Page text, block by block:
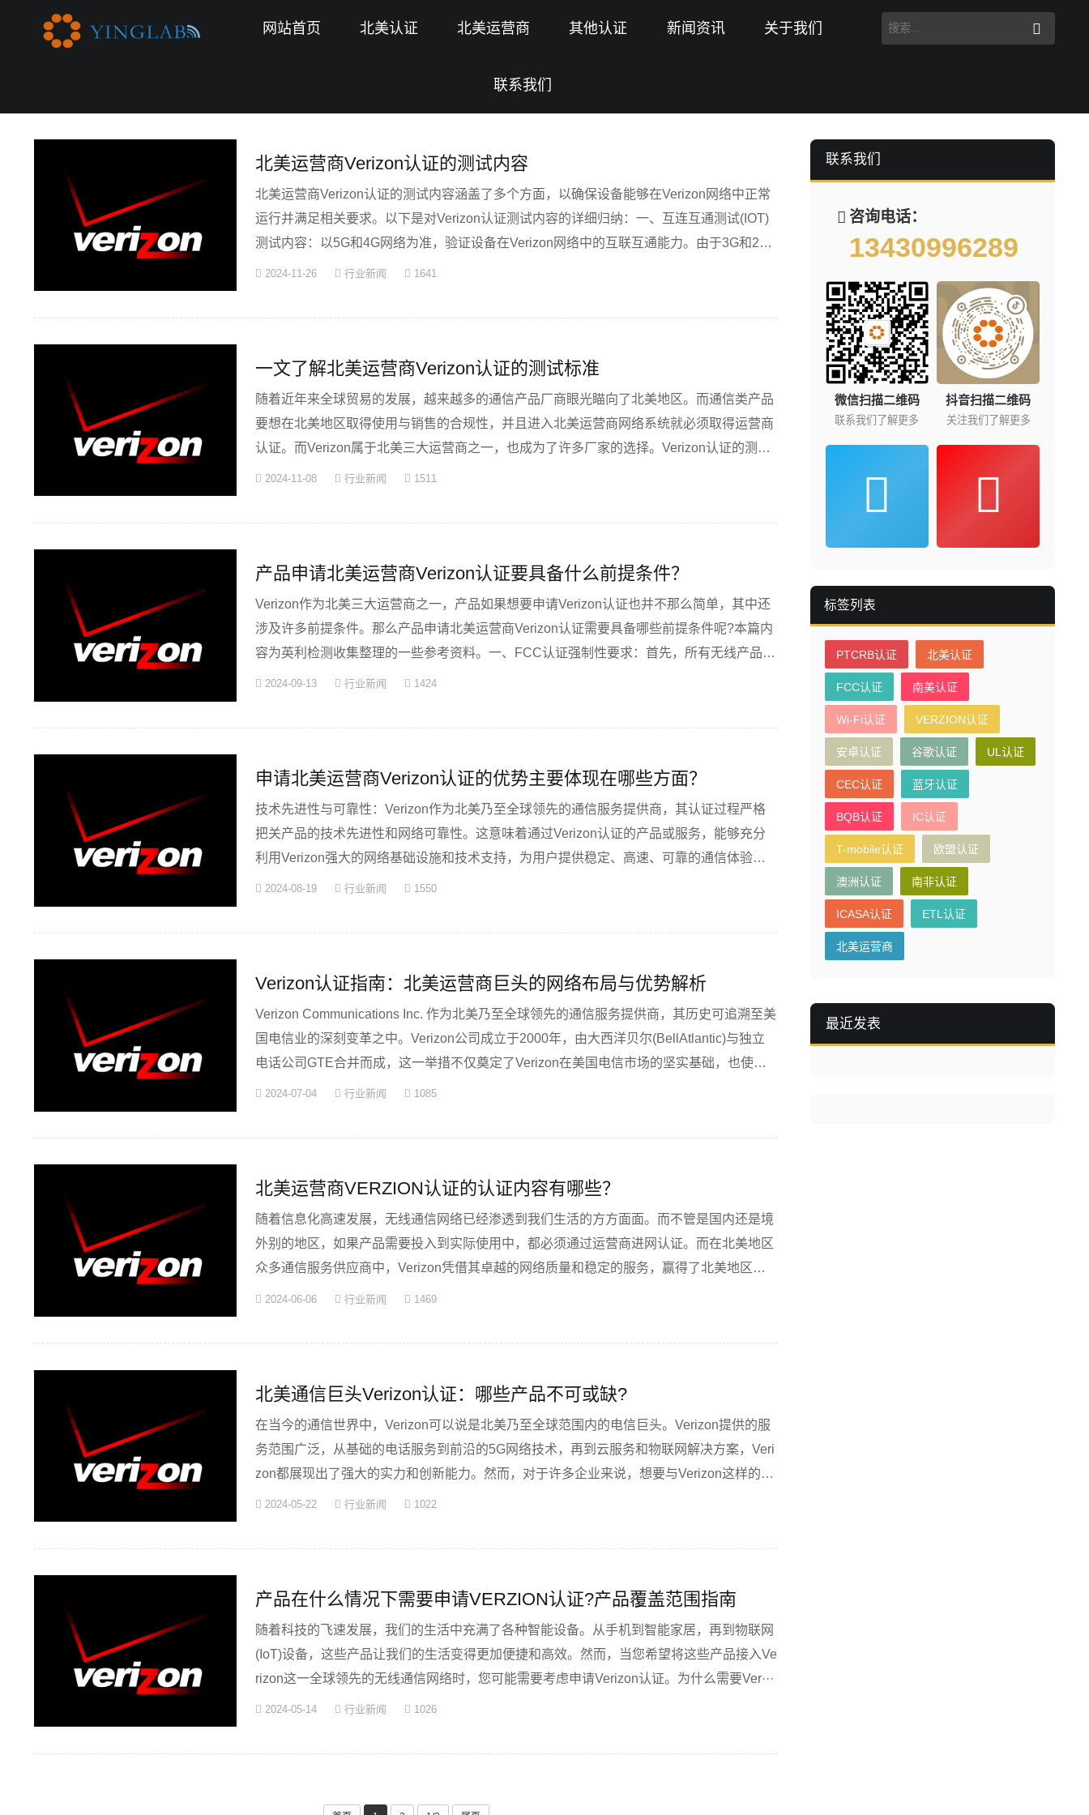
网站首页 北美认证 北美运营商 其他认证 新闻资讯 关于我们
联系我们
北美运营商Verizon认证的测试内容
北美运营商Verizon认证的测试内容涵盖了多个方面，以确保设备能够在Verizon网络中正常
运行并满足相关要求。以下是对Verizon认证测试内容的详细归纳：一、互连互通测试(IOT)
测试内容：以5G和4G网络为准，验证设备在Verizon网络中的互联互通能力。由于3G和2G
已退···
2024-11-26 行业新闻 1641
一文了解北美运营商Verizon认证的测试标准
随着近年来全球贸易的发展，越来越多的通信产品厂商眼光瞄向了北美地区。而通信类产品
要想在北美地区取得使用与销售的合规性，并且进入北美运营商网络系统就必须取得运营商
认证。而Verizon属于北美三大运营商之一，也成为了许多厂家的选择。Verizon认证的测试·
·· 2024-11-08 行业新闻 1511
产品申请北美运营商Verizon认证要具备什么前提条件？
Verizon作为北美三大运营商之一，产品如果想要申请Verizon认证也并不那么简单，其中还
涉及许多前提条件。那么产品申请北美运营商Verizon认证需要具备哪些前提条件呢?本篇内
容为英利检测收集整理的一些参考资料。一、FCC认证强制性要求：首先，所有无线产品在
进···
2024-09-13 行业新闻 1424
申请北美运营商Verizon认证的优势主要体现在哪些方面？
技术先进性与可靠性：Verizon作为北美乃至全球领先的通信服务提供商，其认证过程严格
把关产品的技术先进性和网络可靠性。这意味着通过Verizon认证的产品或服务，能够充分
利用Verizon强大的网络基础设施和技术支持，为用户提供稳定、高速、可靠的通信体验。
无论···
2024-08-19 行业新闻 1550
Verizon认证指南：北美运营商巨头的网络布局与优势解析
Verizon Communications Inc. 作为北美乃至全球领先的通信服务提供商，其历史可追溯至美
国电信业的深刻变革之中。Verizon公司成立于2000年，由大西洋贝尔(BellAtlantic)与独立
电话公司GTE合并而成，这一举措不仅奠定了Verizon在美国电信市场的坚实基础，也使其··
· 2024-07-04 行业新闻 1085
北美运营商VERZION认证的认证内容有哪些？
随着信息化高速发展，无线通信网络已经渗透到我们生活的方方面面。而不管是国内还是境
外别的地区，如果产品需要投入到实际使用中，都必须通过运营商进网认证。而在北美地区
众多通信服务供应商中，Verizon凭借其卓越的网络质量和稳定的服务，赢得了北美地区乃
至···
2024-06-06 行业新闻 1469
北美通信巨头Verizon认证：哪些产品不可或缺?
在当今的通信世界中，Verizon可以说是北美乃至全球范围内的电信巨头。Verizon提供的服
务范围广泛，从基础的电话服务到前沿的5G网络技术，再到云服务和物联网解决方案，Veri
zon都展现出了强大的实力和创新能力。然而，对于许多企业来说，想要与Verizon这样的巨
···2024-05-22 行业新闻 1022
产品在什么情况下需要申请VERZION认证?产品覆盖范围指南
随着科技的飞速发展，我们的生活中充满了各种智能设备。从手机到智能家居，再到物联网
(IoT)设备，这些产品让我们的生活变得更加便捷和高效。然而，当您希望将这些产品接入Ve
rizon这一全球领先的无线通信网络时，您可能需要考虑申请Verizon认证。为什么需要Ver···
2024-05-14 行业新闻 1026
联系我们
咨询电话：
13430996289
微信扫描二维码
联系我们了解更多
抖音扫描二维码
关注我们了解更多
标签列表
PTCRB认证 北美认证
FCC认证 南美认证
Wi-Fi认证 VERZION认证
安卓认证 谷歌认证 UL认证
CEC认证 蓝牙认证
BQB认证 IC认证
T-mobile认证 欧盟认证
澳洲认证 南非认证
ICASA认证 ETL认证
北美运营商
最近发表